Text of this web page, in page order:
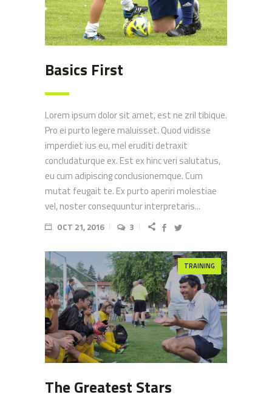
Basics First
Lorem ipsum dolor sit amet, est ne zril tibique.
Pro ei purto legere maluisset. Quod vidisse
imperdiet ius eu, mel eruditi detraxit
concludaturque ex. Est ex hinc veri salutatus,
eu cum adipiscing conclusionemque. Cum
mutat feugait te. Ex purto aperiri molestiae
vel, noster consequuntur interpretaris...
OCT 21, 2016 3
TRAINING
The Greatest Stars